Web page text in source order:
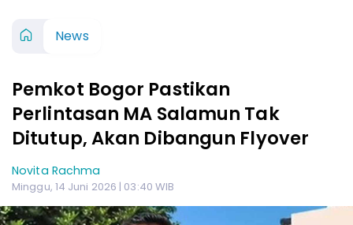
News
Pemkot Bogor Pastikan
Perlintasan MA Salamun Tak
Ditutup, Akan Dibangun Flyover
Novita Rachma
Minggu, 14 Juni 2026 | 03:40 WIB